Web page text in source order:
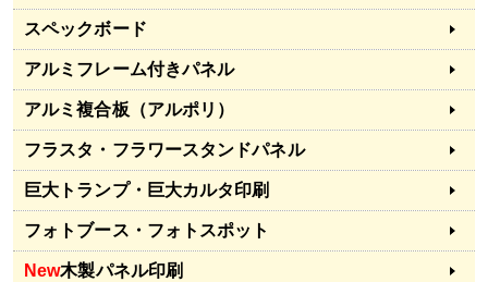
スペックボード
アルミフレーム付きパネル
アルミ複合板（アルポリ）
フラスタ・フラワースタンドパネル
巨大トランプ・巨大カルタ印刷
フォトブース・フォトスポット
New木製パネル印刷